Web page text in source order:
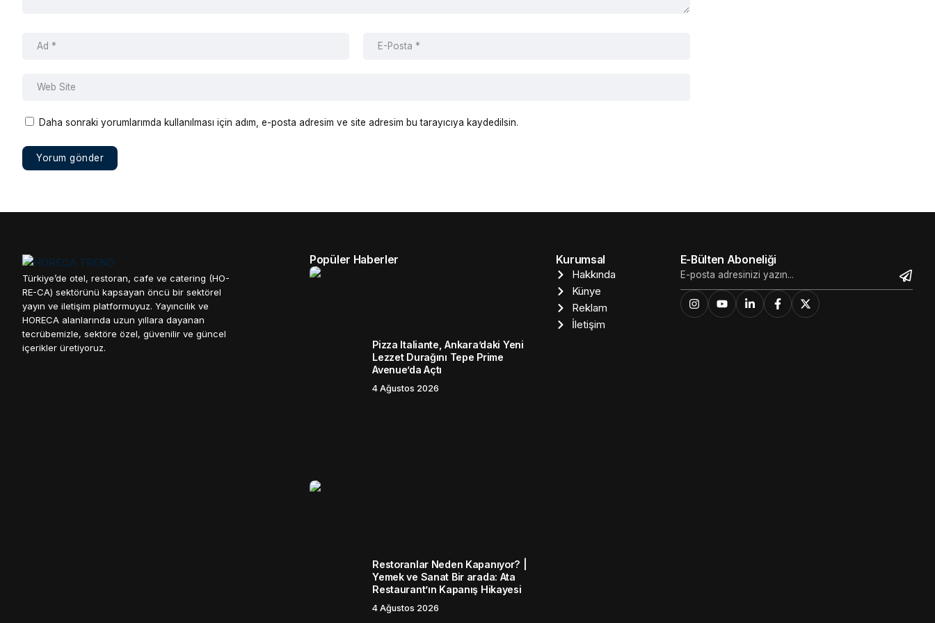
Daha sonraki yorumlarımda kullanılması için adım, e-posta adresim ve site adresim bu tarayıcıya kaydedilsin.
Türkiye’de otel, restoran, cafe ve catering (HO-
RE-CA) sektörünü kapsayan öncü bir sektörel
yayın ve iletişim platformuyuz. Yayıncılık ve
HORECA alanlarında uzun yıllara dayanan
tecrübemizle, sektöre özel, güvenilir ve güncel
içerikler üretiyoruz.
Popüler Haberler
Pizza Italiante, Ankara’daki Yeni
Lezzet Durağını Tepe Prime
Avenue’da Açtı
4 Ağustos 2026
Restoranlar Neden Kapanıyor? |
Yemek ve Sanat Bir arada: Ata
Restaurant’ın Kapanış Hikayesi
4 Ağustos 2026
Kurumsal
Hakkında
Künye
Reklam
İletişim
E-Bülten Aboneliği